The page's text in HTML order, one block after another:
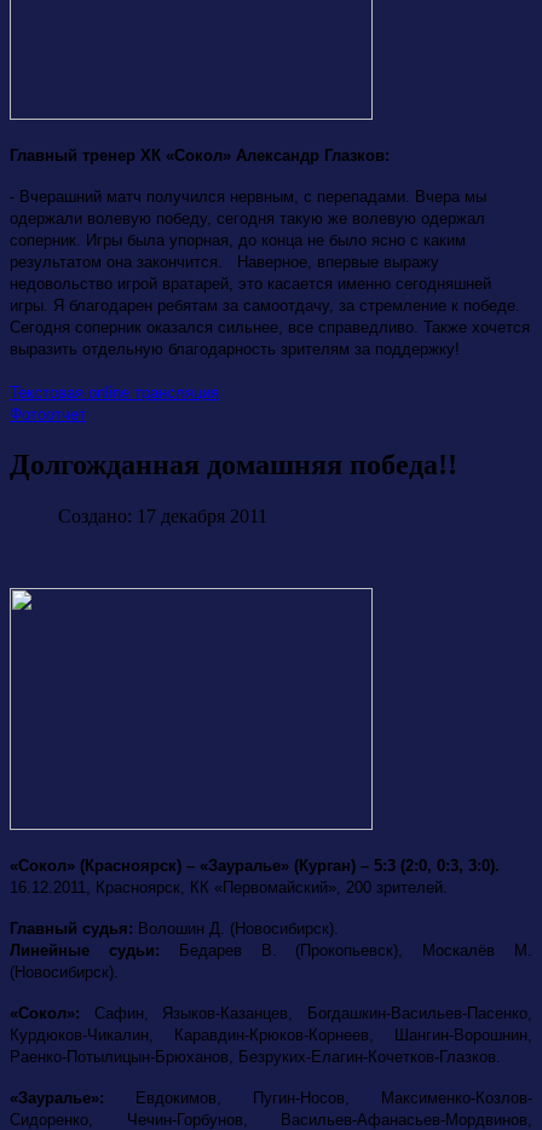
Главный тренер ХК «Сокол» Александр Глазков:
- Вчерашний матч получился нервным, с перепадами. Вчера мы
одержали волевую победу, сегодня такую же волевую одержал
соперник. Игры была упорная, до конца не было ясно с каким
результатом она закончится. Наверное, впервые выражу
недовольство игрой вратарей, это касается именно сегодняшней
игры. Я благодарен ребятам за самоотдачу, за стремление к победе.
Сегодня соперник оказался сильнее, все справедливо. Также хочется
выразить отдельную благодарность зрителям за поддержку!
Текстовая online трансляция
Фотоотчет
Долгожданная домашняя победа!!
Создано: 17 декабря 2011
«Сокол» (Красноярск) – «Зауралье» (Курган) – 5:3 (2:0, 0:3, 3:0).
16.12.2011, Красноярск, КК «Первомайский», 200 зрителей.
Главный судья: Волошин Д. (Новосибирск).
Линейные судьи: Бедарев В. (Прокопьевск), Москалёв М.
(Новосибирск).
«Сокол»: Сафин, Языков-Казанцев, Богдашкин-Васильев-Пасенко,
Курдюков-Чикалин, Каравдин-Крюков-Корнеев, Шангин-Ворошнин,
Раенко-Потылицын-Брюханов, Безруких-Елагин-Кочетков-Глазков.
«Зауралье»: Евдокимов,
Пугин-Носов, Максименко-Козлов-
Сидоренко, Чечин-Горбунов, Васильев-Афанасьев-Мордвинов,